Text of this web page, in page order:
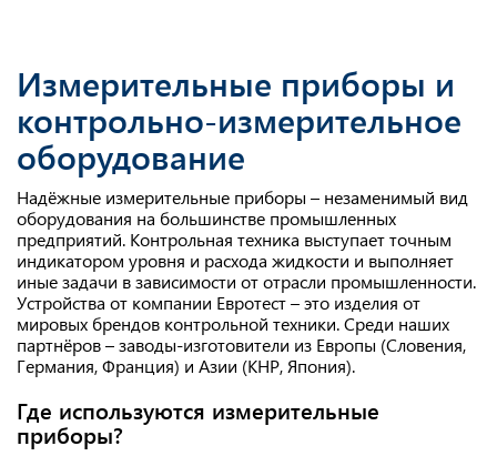
Измерительные приборы и
контрольно-измерительное
оборудование
Надёжные измерительные приборы – незаменимый вид
оборудования на большинстве промышленных
предприятий. Контрольная техника выступает точным
индикатором уровня и расхода жидкости и выполняет
иные задачи в зависимости от отрасли промышленности.
Устройства от компании Евротест – это изделия от
мировых брендов контрольной техники. Среди наших
партнёров – заводы-изготовители из Европы (Словения,
Германия, Франция) и Азии (КНР, Япония).
Где используются измерительные
приборы?